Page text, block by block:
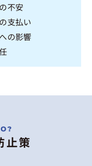
不安
支払い
の影響
止策